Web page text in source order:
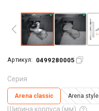
Артикул: 0499280005
Серия
Arena classic Arena style
Ширина корпуса (мм)